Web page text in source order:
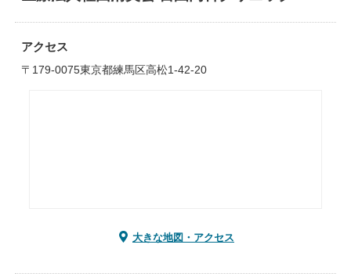
アクセス
〒179-0075東京都練馬区高松1-42-20
大きな地図・アクセス